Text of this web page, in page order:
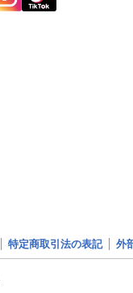
特定商取引法の表記 外